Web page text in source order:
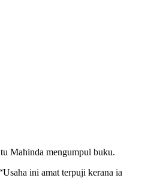
Mahinda mengumpul buku.
ini amat terpuji kerana ia